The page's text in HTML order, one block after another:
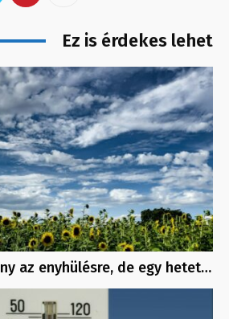
Ez is érdekes lehet
az enyhülésre, de egy hetet…